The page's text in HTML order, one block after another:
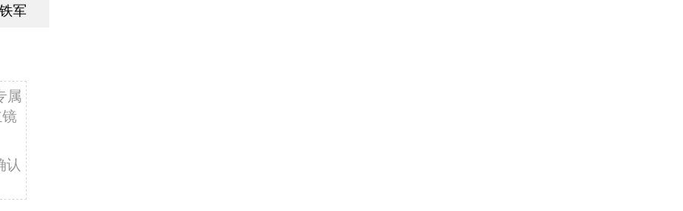
军
属
认